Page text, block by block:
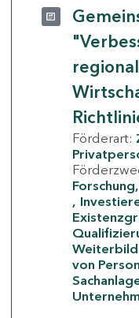
Förderart:
von